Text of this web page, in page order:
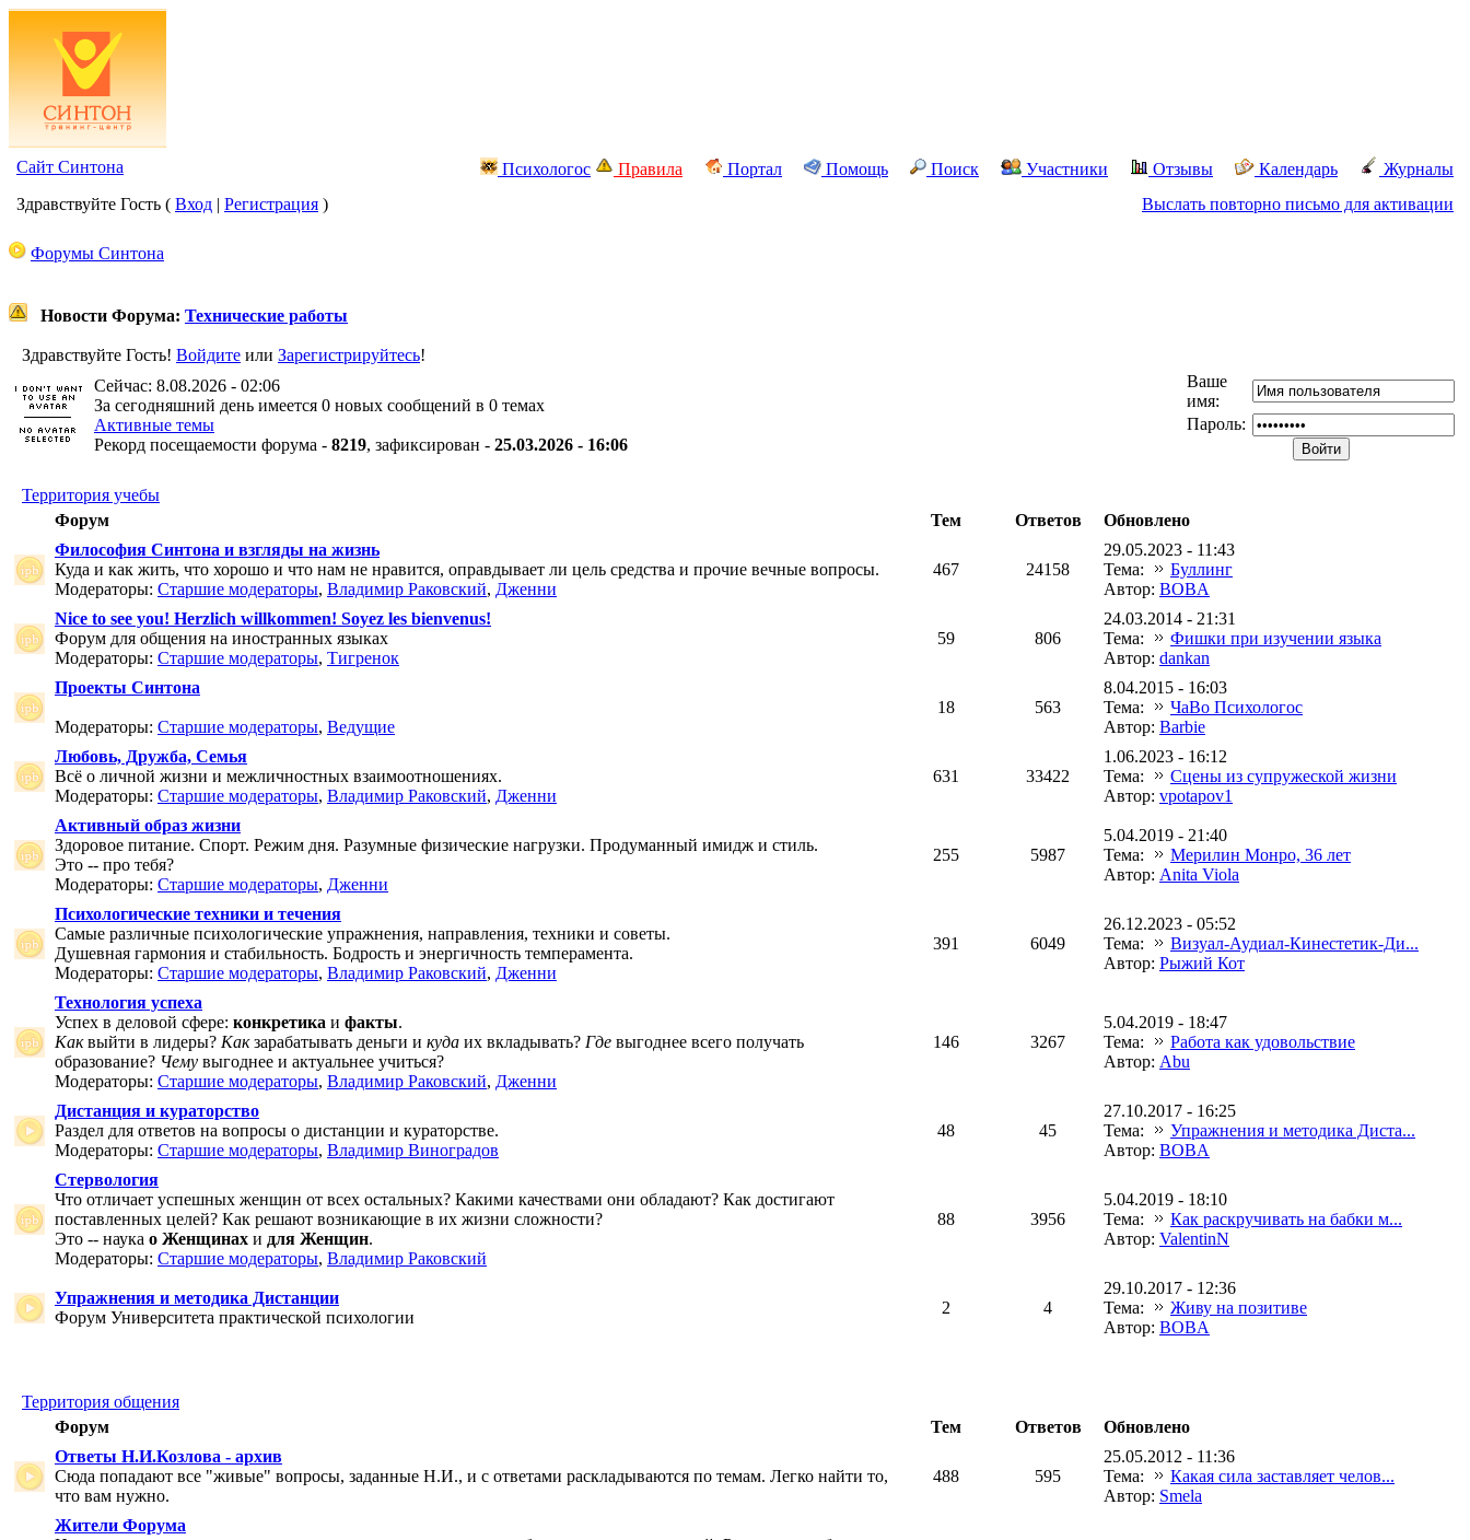
Сайт Синтона Психологос Правила Портал Помощь Поиск Участники Отзывы Календарь
Журналы
Здравствуйте Гость ( Вход | Регистрация ) Выслать повторно письмо для активации
Форумы Синтона
Новости Форума: Технические работы
Здравствуйте Гость! Войдите или Зарегистрируйтесь!
Сейчас: 8.08.2026 - 02:06
За сегодняшний день имеется 0 новых сообщений в 0 темах
Активные темы
Рекорд посещаемости форума - 8219, зафиксирован - 25.03.2026 - 16:06
Ваше
имя:
Пароль:
Территория учебы
Форум
Тем Ответов
Обновлено
Философия Синтона и взгляды на жизнь
Куда и как жить, что хорошо и что нам не нравится, оправдывает ли цель средства и прочие вечные вопросы.
Модераторы: Старшие модераторы, Владимир Раковский, Дженни
467 24158
29.05.2023 - 11:43
Тема:
Буллинг
Автор: BOBA
Nice to see you! Herzlich willkommen! Soyez les bienvenus!
Форум для общения на иностранных языках
Модераторы: Старшие модераторы, Тигренок
59 806
24.03.2014 - 21:31
Тема:
Фишки при изучении языка
Автор: dankan
Проекты Синтона
Модераторы: Старшие модераторы, Ведущие
18 563
8.04.2015 - 16:03
Тема:
ЧаВо Психологос
Автор: Barbie
Любовь, Дружба, Семья
Всё о личной жизни и межличностных взаимоотношениях.
Модераторы: Старшие модераторы, Владимир Раковский, Дженни
631 33422
1.06.2023 - 16:12
Тема:
Сцены из супружеской жизни
Автор: vpotapov1
Активный образ жизни
Здоровое питание. Спорт. Режим дня. Разумные физические нагрузки. Продуманный имидж и стиль.
Это -- про тебя?
Модераторы: Старшие модераторы, Дженни
255 5987
5.04.2019 - 21:40
Тема:
Мерилин Монро, 36 лет
Автор: Anita Viola
Психологические техники и течения
Самые различные психологические упражнения, направления, техники и советы.
Душевная гармония и стабильность. Бодрость и энергичность темперамента.
Модераторы: Старшие модераторы, Владимир Раковский, Дженни
391 6049
26.12.2023 - 05:52
Тема:
Визуал-Аудиал-Кинестетик-Ди...
Автор: Рыжий Кот
Технология успеха
Успех в деловой сфере: конкретика и факты.
Каквыйти в лидеры? Какзарабатывать деньги и куда их вкладывать? Где выгоднее всего получать
образование? Чему выгоднее и актуальнее учиться?
Модераторы: Старшие модераторы, Владимир Раковский, Дженни
146 3267
5.04.2019 - 18:47
Тема:
Работа как удовольствие
Автор: Abu
Дистанция и кураторство
Раздел для ответов на вопросы о дистанции и кураторстве.
Модераторы: Старшие модераторы, Владимир Виноградов
48 45
27.10.2017 - 16:25
Тема:
Упражнения и методика Диста...
Автор: BOBA
Стервология
Что отличает успешных женщин от всех остальных? Какими качествами они обладают? Как достигают
поставленных целей? Как решают возникающие в их жизни сложности?
Это -- наука о Женщинах и для Женщин.
Модераторы: Старшие модераторы, Владимир Раковский
88 3956
5.04.2019 - 18:10
Тема:
Как раскручивать на бабки м...
Автор: ValentinN
Упражнения и методика Дистанции
Форум Университета практической психологии
2 4
29.10.2017 - 12:36
Тема:
Живу на позитиве
Автор: BOBA
Территория общения
Форум
Тем Ответов
Обновлено
Ответы Н.И.Козлова - архив
Сюда попадают все "живые" вопросы, заданные Н.И., и с ответами раскладываются по темам. Легко найти то,
что вам нужно.
488 595
25.05.2012 - 11:36
Тема:
Какая сила заставляет челов...
Автор: Smela
Жители Форума